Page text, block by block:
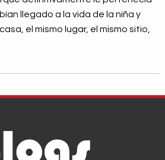
llegado a la vida de la niña y
el mismo lugar, el mismo sitio,